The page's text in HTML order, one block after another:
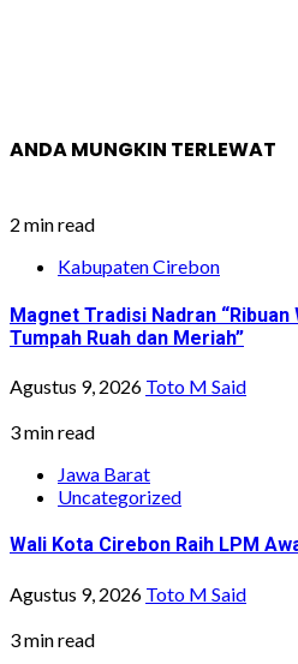
ANDA MUNGKIN TERLEWAT
2 min read
Kabupaten Cirebon
Magnet Tradisi Nadran
Tumpah Ruah dan Meriah”
Agustus 9, 2026 Toto M Said
3 min read
Jawa Barat
Uncategorized
Wali Kota Cirebon Raih LPM
Agustus 9, 2026 Toto M Said
3 min read